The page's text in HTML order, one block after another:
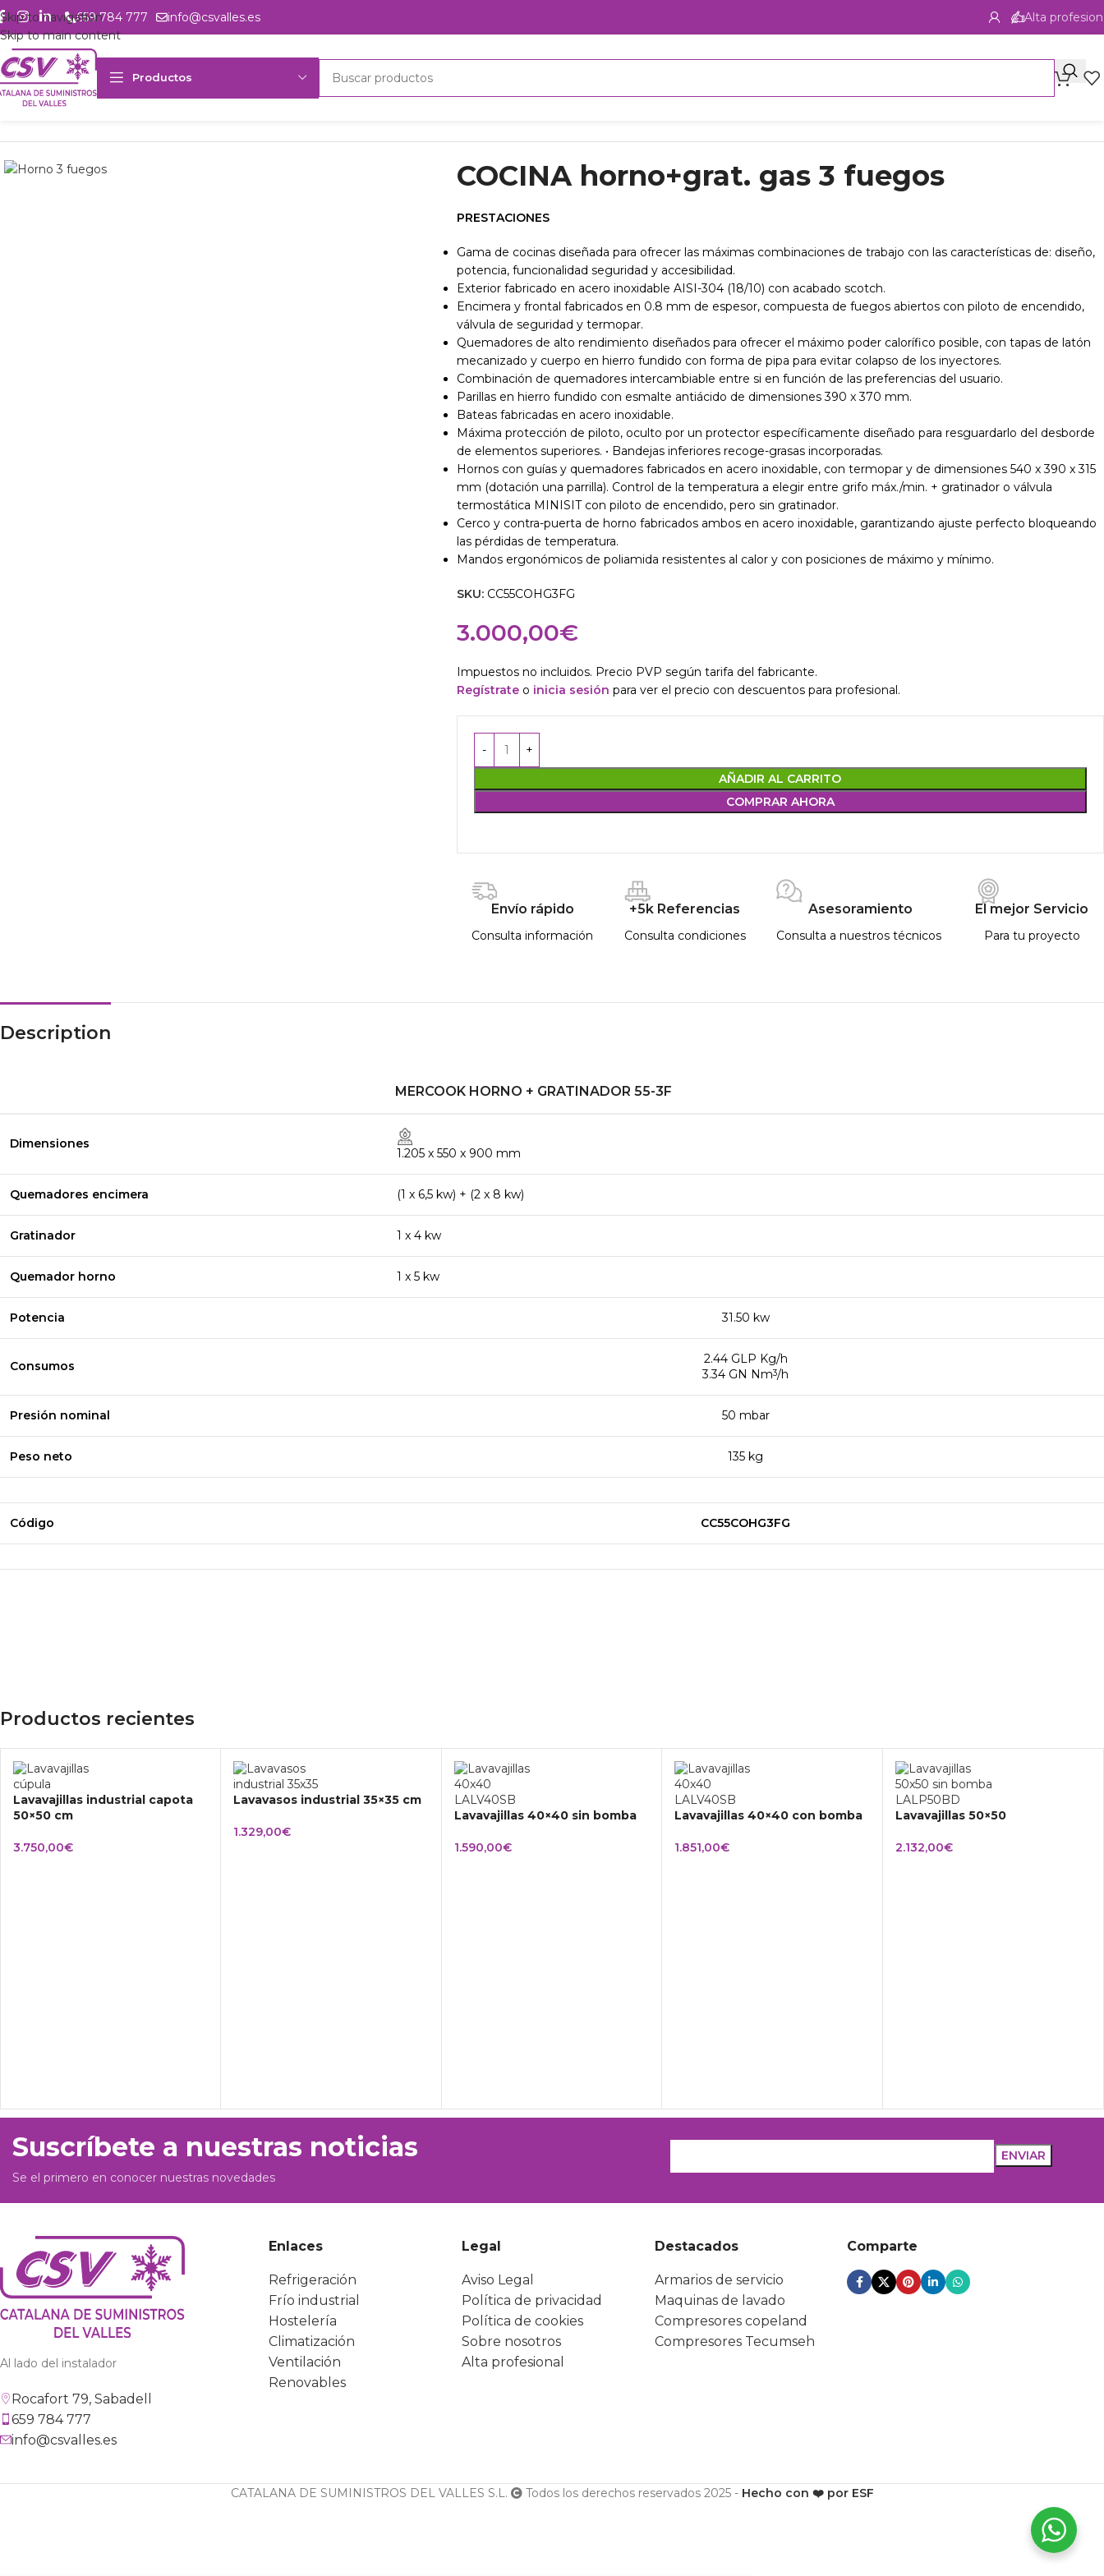
Skip to navigation
Skip to main content
659 784 777 info@csvalles.es Alta
Productos
Inicio Productos
COCINA horno+grat. gas 3 fuegos
PRESTACIONES
Gama de cocinas diseñada para ofrecer las máximas combinaciones de trabajo con las características de: diseño,
potencia, funcionalidad seguridad y accesibilidad.
Exterior fabricado en acero inoxidable AISI-304 (18/10) con acabado scotch.
Encimera y frontal fabricados en 0.8 mm de espesor, compuesta de fuegos abiertos con piloto de encendido,
válvula de seguridad y termopar.
Quemadores de alto rendimiento diseñados para ofrecer el máximo poder calorífico posible, con tapas de latón
mecanizado y cuerpo en hierro fundido con forma de pipa para evitar colapso de los inyectores.
Combinación de quemadores intercambiable entre si en función de las preferencias del usuario.
Parillas en hierro fundido con esmalte antiácido de dimensiones 390 x 370 mm.
Bateas fabricadas en acero inoxidable.
Máxima protección de piloto, oculto por un protector específicamente diseñado para resguardarlo del desborde
de elementos superiores. • Bandejas inferiores recoge-grasas incorporadas.
Hornos con guías y quemadores fabricados en acero inoxidable, con termopar y de dimensiones 540 x 390 x 315
mm (dotación una parrilla). Control de la temperatura a elegir entre grifo máx./min. + gratinador o válvula
termostática MINISIT con piloto de encendido, pero sin gratinador.
Cerco y contra-puerta de horno fabricados ambos en acero inoxidable, garantizando ajuste perfecto bloqueando
las pérdidas de temperatura.
Mandos ergonómicos de poliamida resistentes al calor y con posiciones de máximo y mínimo.
SKU: CC55COHG3FG
3.000,00€
Impuestos no incluidos. Precio PVP según tarifa del fabricante.
Regístrateo inicia sesión para ver el precio con descuentos para profesional.
AÑADIR AL CARRITO
COMPRAR AHORA
Envío rápido
Consulta información
+5k Referencias
Consulta condiciones
Asesoramiento
Consulta a nuestros técnicos
El mejor Servicio
Para tu proyecto
Description
MERCOOK HORNO + GRATINADOR 55-3F
Dimensiones
1.205 x 550 x 900 mm
Quemadores encimera (1 x 6,5 kw) + (2 x 8 kw)
Gratinador 1 x 4 kw
Quemador horno 1 x 5 kw
Potencia 31.50 kw
Consumos
2.44 GLP Kg/h
3.34 GN Nm3/h
Presión nominal 50 mbar
Peso neto 135 kg
Código CC55COHG3FG
Productos recientes
Lavavajillas industrial capota
50×50 cm
3.750,00€
Lavavasos industrial 35×35 cm
1.329,00€
Lavavajillas 40×40 sin bomba
1.590,00€
Lavavajillas 40×40 con bomba
1.851,00€
Lavavajillas 50×50
2.132,00€
Suscríbete a nuestras noticias
Se el primero en conocer nuestras novedades
Al lado del instalador
Rocafort 79, Sabadell
659 784 777
info@csvalles.es
Enlaces
Refrigeración
Frío industrial
Hostelería
Climatización
Ventilación
Renovables
Legal
Aviso Legal
Política de privacidad
Política de cookies
Sobre nosotros
Alta profesional
Destacados
Armarios de servicio
Maquinas de lavado
Compresores copeland
Compresores Tecumseh
Comparte
CATALANA DE SUMINISTROS DEL VALLES S.L. Todos los derechos reservados 2025 - Hecho con ❤️ por ESF